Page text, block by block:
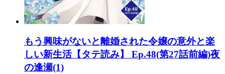
もう興味がないと離婚された令嬢の意外と楽
しい新生活【タテ読み】 Ep.48(第27話前編)夜
の逢瀬(1)